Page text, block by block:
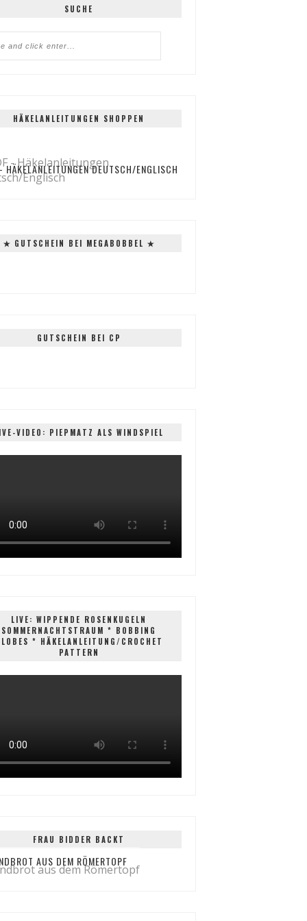
SUCHE
HÄKELANLEITUNGEN SHOPPEN
HÄKELANLEITUNGEN DEUTSCH/ENGLISCH
✭ GUTSCHEIN BEI MEGABOBBEL ✭
GUTSCHEIN BEI CP
VIDEO: PIEPMATZ ALS WINDSPIEL
LIVE: WIPPENDE ROSENKUGELN
SOMMERNACHTSTRAUM * BOBBING
* HÄKELANLEITUNG/CROCHET
PATTERN
FRAU BIDDER BACKT
AUS DEM RÖMERTOPF